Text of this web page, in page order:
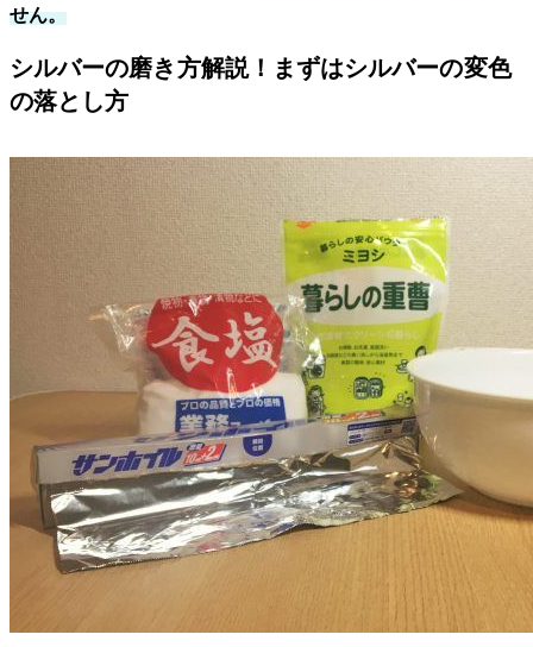
せん。
シルバーの磨き方解説！まずはシルバーの変色
の落とし方